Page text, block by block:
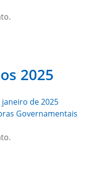
2025
janeiro de 2025
Governamentais